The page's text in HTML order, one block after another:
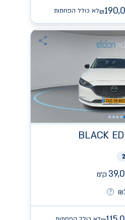
₪לא כולל הפחתות
BLACK
ק״מ
₪